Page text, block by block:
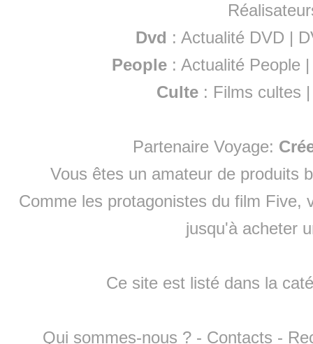
Dvd : Actualité DVD |
People :Actualité People
Culte : Films cultes
Partenaire Voyage:
Vous êtes un amateur de produits
Comme les protagonistes du film Five,
jusqu'à acheter
Ce site est listé dans la
Qui sommes-nous ? - Contacts -